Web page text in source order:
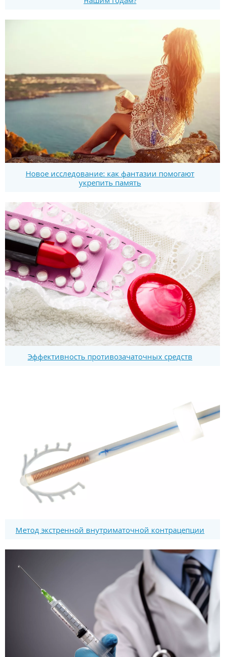
Новое исследование: как фантазии помогают
укрепить память
Эффективность противозачаточных средств
Метод экстренной внутриматочной контрацепции